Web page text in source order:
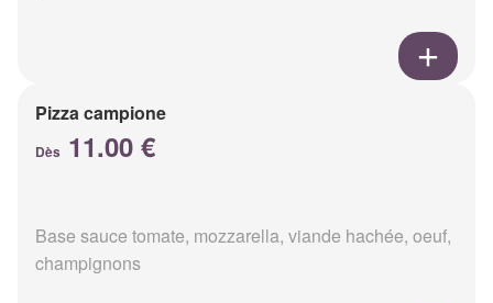
Pizza campione
Dès 11.00 €
Base sauce tomate, mozzarella, viande hachée, oeuf,
champignons